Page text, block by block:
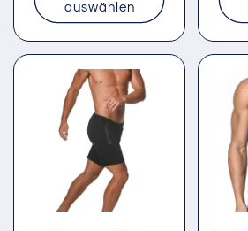
auswählen